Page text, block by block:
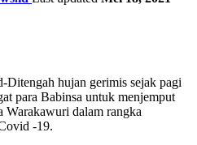
hujan gerimis sejak pagi
para Babinsa untuk menjemput
Warakawuri dalam rangka
-19.